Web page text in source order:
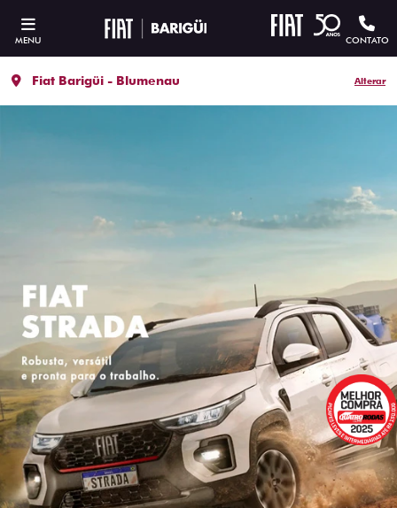
MENU CONTATO
Fiat Barigüi - Blumenau Alterar
ESTOU INTERESSADO